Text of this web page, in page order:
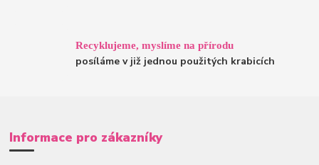
Recyklujeme, myslíme na přírodu
posíláme v již jednou použitých krabicích
Informace pro zákazníky